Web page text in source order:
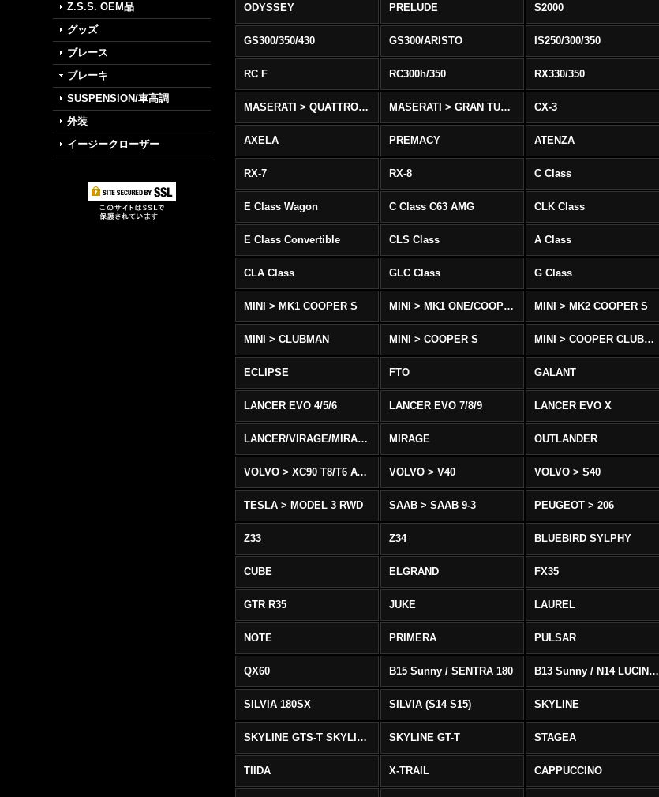
Z.S.S. OEM品
グッズ
ブレース
ブレーキ
SUSPENSION/車高調
外装
イージークローザー
ODYSSEY PRELUDE S2000
GS300/350/430 GS300/ARISTO IS250/300/350
RC F RC300h/350 RX330/350
MASERATI > QUATTROPORTE MASERATI > GRAN TURISMO CX-3
AXELA PREMACY ATENZA
RX-7 RX-8 C Class
E Class Wagon C Class C63 AMG CLK Class
E Class Convertible CLS Class A Class
CLA Class GLC Class G Class
MINI > MK1 COOPER S MINI > MK1 ONE/COOPER MINI > MK2 COOPER S
MINI > CLUBMAN MINI > COOPER S MINI > COOPER CLUBMAN
ECLIPSE FTO GALANT
LANCER EVO 4/5/6 LANCER EVO 7/8/9 LANCER EVO X
LANCER/VIRAGE/MIRAGE MIRAGE OUTLANDER
VOLVO > XC90 T8/T6 AWD VOLVO > V40 VOLVO > S40
TESLA > MODEL 3 RWD SAAB > SAAB 9-3 PEUGEOT > 206
Z33 Z34 BLUEBIRD SYLPHY
CUBE ELGRAND FX35
GTR R35 JUKE LAUREL
NOTE PRIMERA PULSAR
QX60 B15 Sunny / SENTRA 180 B13 Sunny / N14 LUCINO / SENTRA 331
SILVIA 180SX SILVIA (S14 S15) SKYLINE
SKYLINE GTS-T SKYLINE GTS-T SKYLINE GT-T STAGEA
TIIDA X-TRAIL CAPPUCCINO